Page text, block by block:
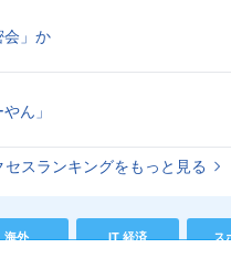
会」か
ん」
セスランキングをもっと見る
海外 IT 経済 ス